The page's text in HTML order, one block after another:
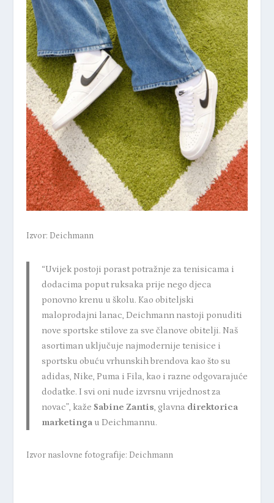
Izvor: Deichmann
“Uvijek postoji porast potražnje za tenisicama i
dodacima poput ruksaka prije nego djeca
ponovno krenu u školu. Kao obiteljski
maloprodajni lanac, Deichmann nastoji ponuditi
nove sportske stilove za sve članove obitelji. Naš
asortiman uključuje najmodernije tenisice i
sportsku obuću vrhunskih brendova kao što su
adidas, Nike, Puma i Fila, kao i razne odgovarajuće
dodatke. I svi oni nude izvrsnu vrijednost za
novac”, kaže Sabine Zantis, glavna direktorica
marketingau Deichmannu.
Izvor naslovne fotografije: Deichmann